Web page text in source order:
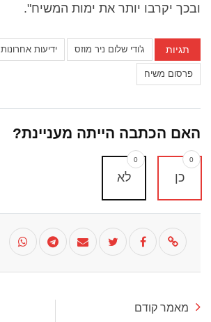
ובכך יקרבו יותר את ימות המשיח".
תגיות ג'ודי שלום ניר מוזס ידיעות אחרונות
פרסום משיח
האם הכתבה הייתה מעניינת?
כן
0
לא
0
מאמר קודם